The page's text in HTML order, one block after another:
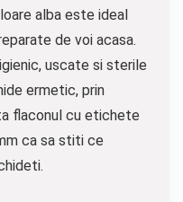
alba este ideal
de voi acasa.
uscate si sterile
ermetic, prin
flaconul cu etichete
ca sa stiti ce